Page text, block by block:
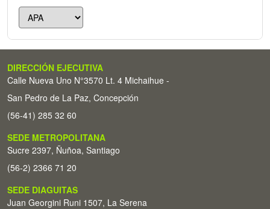
DIRECCIÓN EJECUTIVA
Calle Nueva Uno N°3570 Lt. 4 Michaihue -
San Pedro de La Paz, Concepción
(56-41) 285 32 60
SEDE METROPOLITANA
Sucre 2397, Ñuñoa, Santiago
(56-2) 2366 71 20
SEDE DIAGUITAS
Juan Georgini Runi 1507, La Serena